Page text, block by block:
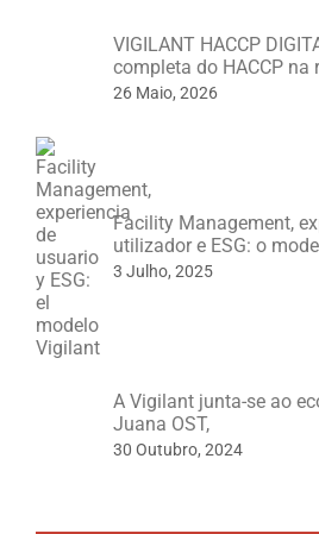
VIGILANT HACCP
completa do HACCP na
26 Maio, 2026
Facility Management,
utilizador e ESG: o
3 Julho, 2025
A Vigilant junta-se ao
Juana OST,
30 Outubro, 2024